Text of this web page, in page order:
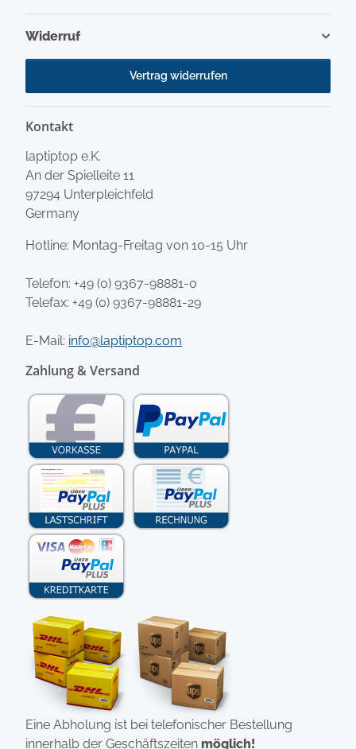
Widerruf
Vertrag widerrufen
Kontakt
laptiptop e.K.
An der Spielleite 11
97294 Unterpleichfeld
Germany
Hotline: Montag-Freitag von 10-15 Uhr
Telefon: +49 (0) 9367-98881-0
Telefax: +49 (0) 9367-98881-29
E-Mail: info@laptiptop.com
Zahlung & Versand
Eine Abholung ist bei telefonischer Bestellung
innerhalb der Geschäftszeiten möglich!